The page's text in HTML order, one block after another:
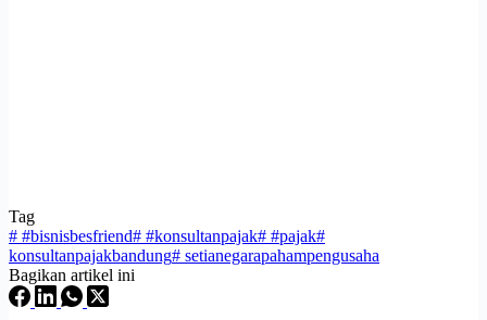
Tag
# #bisnisbesfriend# #konsultanpajak# #pajak#
konsultanpajakbandung# setianegarapahampengusaha
Bagikan artikel ini